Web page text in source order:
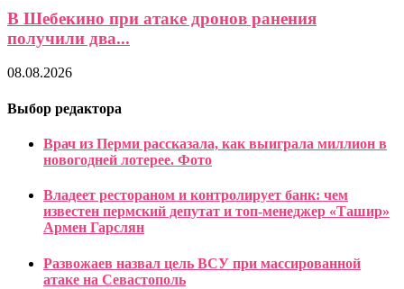
В Шебекино при атаке дронов ранения
получили два...
08.08.2026
Выбор редактора
Врач из Перми рассказала, как выиграла миллион в
новогодней лотерее. Фото
Владеет рестораном и контролирует банк: чем
известен пермский депутат и топ-менеджер «Ташир»
Армен Гарслян
Развожаев назвал цель ВСУ при массированной
атаке на Севастополь